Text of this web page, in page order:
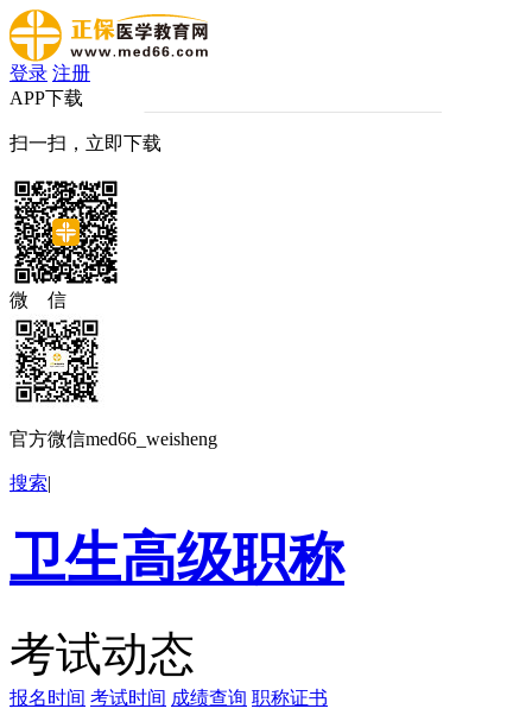
登录 注册
APP下载
扫一扫，立即下载
微 信
官方微信med66_weisheng
搜索|
卫生高级职称
考试动态
报名时间 考试时间 成绩查询 职称证书